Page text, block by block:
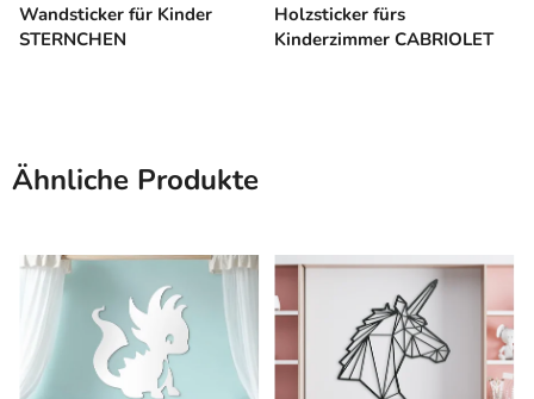
Wandsticker für Kinder
STERNCHEN
Holzsticker fürs
Kinderzimmer CABRIOLET
Ähnliche Produkte